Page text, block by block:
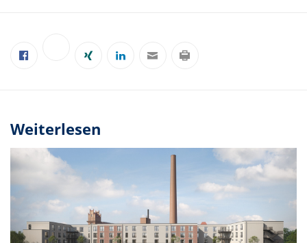
Weiterlesen